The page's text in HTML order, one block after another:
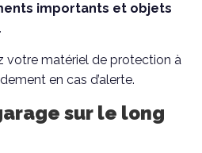
importants et objets
.
votre matériel de protection à
en cas d’alerte.
sur le long